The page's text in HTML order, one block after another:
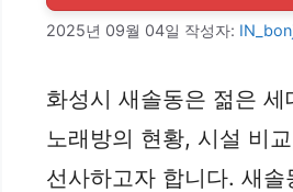
2025년 09월 04일 작성자:
화성시 새솔동은 젊은
노래방의 현황, 시설 비
선사하고자 합니다. 새